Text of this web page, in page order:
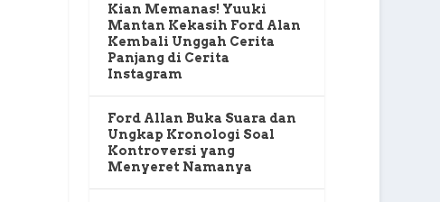
Kian Memanas! Yuuki
Mantan Kekasih Ford Alan
Kembali Unggah Cerita
Panjang di Cerita
Instagram
Ford Allan Buka Suara dan
Ungkap Kronologi Soal
Kontroversi yang
Menyeret Namanya